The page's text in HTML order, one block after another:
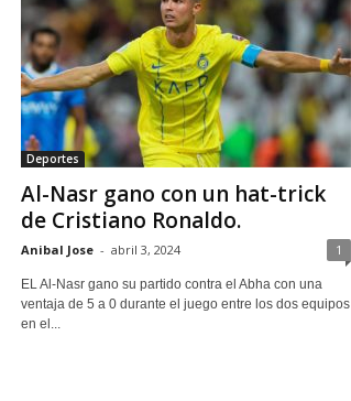
Deportes
Al-Nasr gano con un hat-trick
de Cristiano Ronaldo.
Anibal Jose - abril 3, 2024 1
EL Al-Nasr gano su partido contra el Abha con una
ventaja de 5 a 0 durante el juego entre los dos equipos
en el...